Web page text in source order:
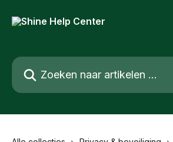
Zoeken naar artikelen ...